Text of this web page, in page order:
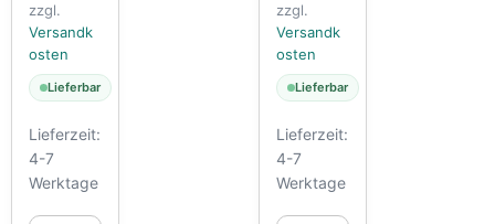
zzgl.
Versandk
osten
Lieferbar
Lieferzeit:
4-7
Werktage
zzgl.
Versandk
osten
Lieferbar
Lieferzeit:
4-7
Werktage